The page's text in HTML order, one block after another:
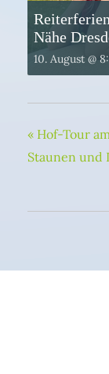
Nähe
10. August @
« Hof-Tour
Staunen und